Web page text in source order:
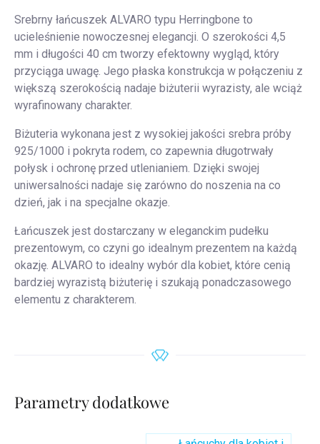
Srebrny łańcuszek ALVARO typu Herringbone to
ucieleśnienie nowoczesnej elegancji. O szerokości 4,5
mm i długości 40 cm tworzy efektowny wygląd, który
przyciąga uwagę. Jego płaska konstrukcja w połączeniu z
większą szerokością nadaje biżuterii wyrazisty, ale wciąż
wyrafinowany charakter.
Biżuteria wykonana jest z wysokiej jakości srebra próby
925/1000 i pokryta rodem, co zapewnia długotrwały
połysk i ochronę przed utlenianiem. Dzięki swojej
uniwersalności nadaje się zarówno do noszenia na co
dzień, jak i na specjalne okazje.
Łańcuszek jest dostarczany w eleganckim pudełku
prezentowym, co czyni go idealnym prezentem na każdą
okazję. ALVARO to idealny wybór dla kobiet, które cenią
bardziej wyrazistą biżuterię i szukają ponadczasowego
elementu z charakterem.
Parametry dodatkowe